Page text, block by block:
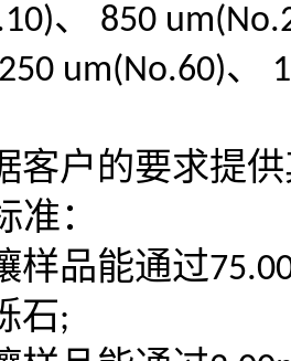
、 850
250 um(No.60)、
户的要求提供
准：
品能通过
石;